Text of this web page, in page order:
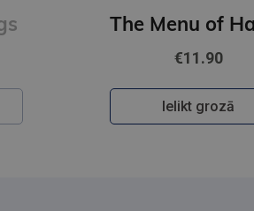
€11.90
Ielikt grozā